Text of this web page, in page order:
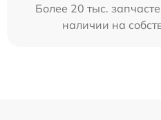
Более 20 тыс.
наличии на